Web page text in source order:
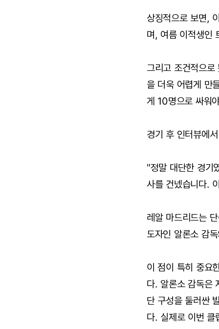
상징적으로 보면,
며, 여름 이적생인
그리고 조건적으
을 더욱 어렵게 만
게 10명으로 싸워
경기 후 인터뷰에
"정말 대단한 경기
사를 건넸습니다.
레알 마드리드는
도자인 알론소 감
이 점이 특히 중요
다. 알론소 감독은
단 구성을 둘러싼
다. 실제로 이번 클